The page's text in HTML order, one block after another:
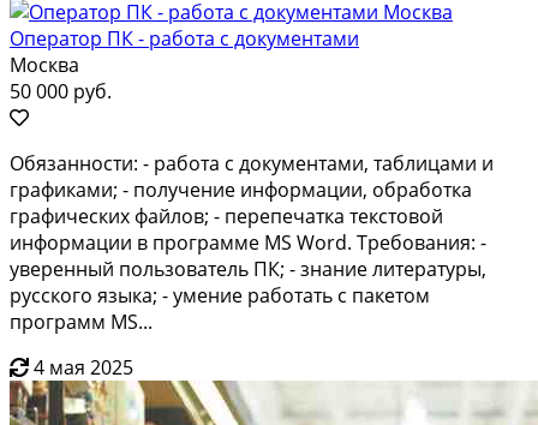
Оператор ПК - работа с документами
Москва
50 000 руб.
Обязанности: - работа с документами, таблицами и
графиками; - получение информации, обработка
графических файлов; - перепечатка текстовой
информации в программе MS Word. Требования: -
уверенный пользователь ПК; - знание литературы,
русского языка; - умение работать c пакетом
программ MS...
4 мая 2025